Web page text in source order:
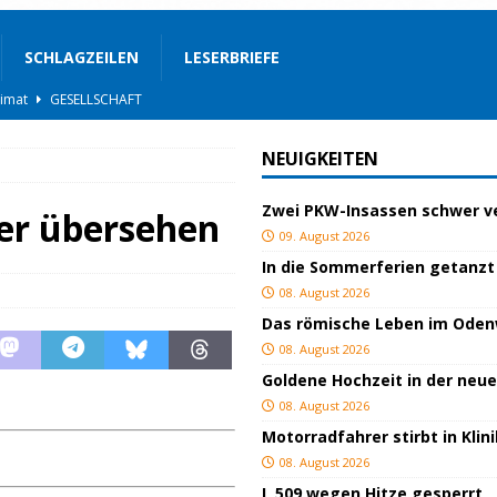
SCHLAGZEILEN LESERBRIEFE
BLAULICHT
TOP
verletzt
BILDUNG
übersehen
NEUIGKEITEN
Zwei PKW-Insassen schwer
09. August 2026
In die Sommerferien getanzt
08. August 2026
Das römische Leben im
08. August 2026
Goldene Hochzeit in der
08. August 2026
Motorradfahrer stirbt in
08. August 2026